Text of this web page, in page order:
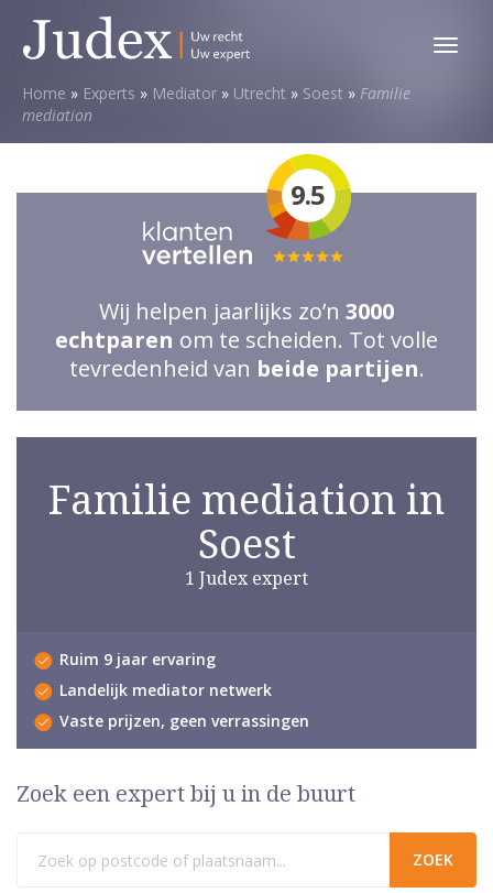
Toggle
Home » Experts » Mediator » Utrecht » Soest » Familie
mediation
9.5
Totale
waardering:
5
van
Wij helpen jaarlijks zo’n 3000
echtparen om te scheiden. Tot volle
tevredenheid van beide partijen.
Familie mediation in
Soest
1 Judex expert
Ruim 9 jaar ervaring
Landelijk mediator netwerk
Vaste prijzen, geen verrassingen
Zoek een expert bij u in de buurt